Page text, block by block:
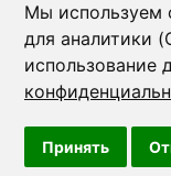
Мы используем
для аналитики
использование
Принять